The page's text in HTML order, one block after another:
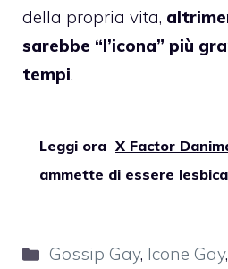
della propria vita,
sarebbe “l’icona” più
tempi.
Leggi ora X Factor
ammette di essere lesbica
Categorie
Gossip Gay, Icone Gay,